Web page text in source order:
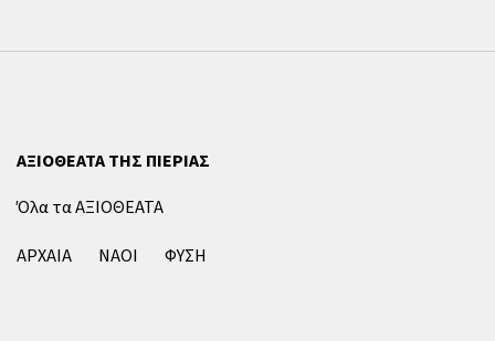
ΑΞΙΟΘΕΑΤΑ ΤΗΣ ΠΙΕΡΙΑΣ
Όλα τα ΑΞΙΟΘΕΑΤΑ
ΑΡΧΑΙΑ
ΝΑΟΙ ΦΥΣΗ